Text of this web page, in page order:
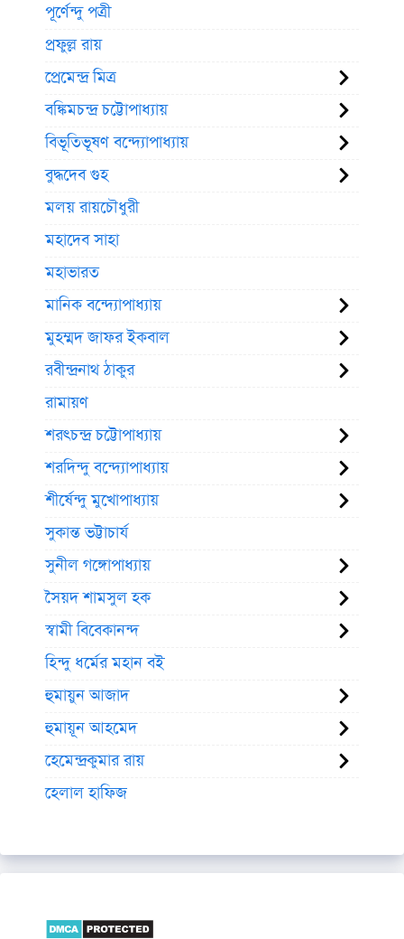
পূর্ণেন্দু পত্রী
প্রফুল্ল রায়
প্রেমেন্দ্র মিত্র
বঙ্কিমচন্দ্র চট্টোপাধ্যায়
বিভূতিভূষণ বন্দ্যোপাধ্যায়
বুদ্ধদেব গুহ
মলয় রায়চৌধুরী
মহাদেব সাহা
মহাভারত
মানিক বন্দ্যোপাধ্যায়
মুহম্মদ জাফর ইকবাল
রবীন্দ্রনাথ ঠাকুর
রামায়ণ
শরৎচন্দ্র চট্টোপাধ্যায়
শরদিন্দু বন্দ্যোপাধ্যায়
শীর্ষেন্দু মুখোপাধ্যায়
সুকান্ত ভট্টাচার্য
সুনীল গঙ্গোপাধ্যায়
সৈয়দ শামসুল হক
স্বামী বিবেকানন্দ
হিন্দু ধর্মের মহান বই
হুমায়ুন আজাদ
হুমায়ূন আহমেদ
হেমেন্দ্রকুমার রায়
হেলাল হাফিজ